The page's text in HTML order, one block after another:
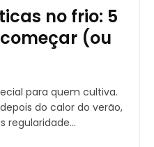
no frio: 5
(ou
para quem cultiva.
do calor do verão,
regularidade...